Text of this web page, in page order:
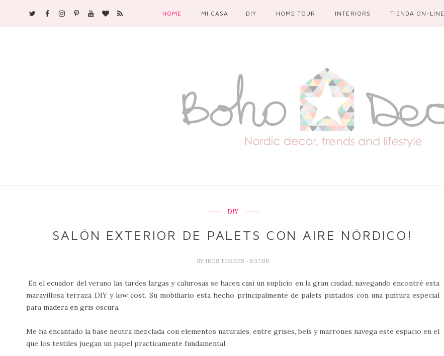
HOME MI CASA DIY HOME TOUR INTERIORS TIENDA ON-LINE
DIY
SALÓN EXTERIOR DE PALETS CON AIRE NÓRDICO!
BY INES TORRES - 9:37:00
En el ecuador del verano las tardes largas y calurosas se hacen casi un suplicio en la gran ciudad, navegando encontré esta
maravillosa terraza DIY y low cost. Su mobiliario esta hecho principalmente de palets pintados con una pintura especial
para madera en gris oscura.
Me ha encantado la base neutra mezclada con elementos naturales, entre grises, beis y marrones navega este espacio en el
que los textiles juegan un papel practicamente fundamental.